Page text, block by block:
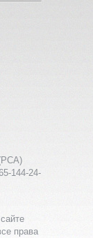
144-24-
права